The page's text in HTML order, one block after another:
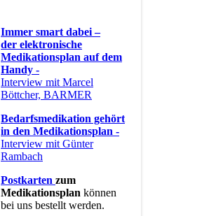
Immer smart dabei –
der elektronische
Medikationsplan auf dem
Handy -
Interview mit Marcel
Böttcher, BARMER
Bedarfsmedikation gehört
in den Medikationsplan -
Interview mit Günter
Rambach
Postkarten zum
Medikationsplan können
bei uns bestellt werden.